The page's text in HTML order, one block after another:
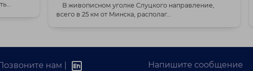
В живописном уголке Слуцкого направление,
всего в 25 км от Минска, располаг...
нам |
Напишите сообщение